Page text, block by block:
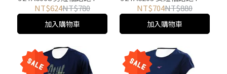
藍/螢光黃綠 二色 游遊戶外
Yoyo Outdoor
NT$624NT$780
加入購物車
黑/黃/粉紅 三色 游遊戶外
Yoyo Outdoor
NT$704NT$880
加入購物車